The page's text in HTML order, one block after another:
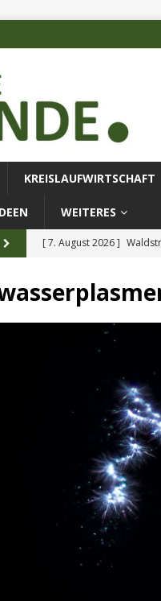
KREISLAUFWIRTSCHAFT
WEITERES
[ 7. August 2026 ]
[ 7. August 2026 ]
KI-
eingesetz
AKTUELLES